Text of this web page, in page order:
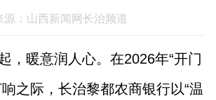
西视觉志 手机报
源：山西新闻网长治频道
，暖意润人心。在2026年“开门
之际，长治黎都农商银行以“温